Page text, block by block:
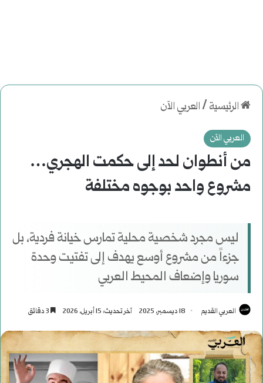
الرئيسية /العربي الآن
العربي الآن
من أنطوان لحد إلى حكمت الهجري…
مشروع واحد بوجوه مختلفة
ليس مجرد شخصية محلية تمارس خيانة فردية، بل
جزءاً من مشروع أوسع يهدف إلى تفتيت وحدة
سوريا وإضعاف المحيط العربي
العربي القديم 18 ديسمبر، 2025 آخر تحديث: 15 أبريل، 2026